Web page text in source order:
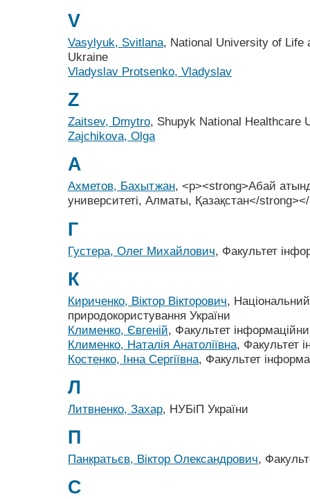
V
Vasylyuk, Svitlana, National University of Life
Ukraine
Vladyslav Protsenko, Vladyslav
Z
Zaitsev, Dmytro, Shupyk National Healthcare
Zajchikova, Olga
А
Ахметов, Бахытжан, <p><strong>Абай
университеті, Алматы, Қазақстан</
Г
Густера, Олег Михайлович, Факультет
К
Кириченко, Віктор Вікторович, Національний
природокористування України
Клименко, Євгеній, Факультет
Клименко, Наталія Анатоліївна, Факультет
Костенко, Інна Сергіївна, Факультет
Л
Литвненко, Захар, НУБіП України
П
Панкратьєв, Віктор Олександрович,
С